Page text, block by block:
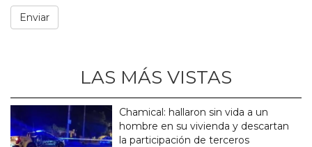
LAS MÁS VISTAS
Chamical: hallaron sin vida a un
hombre en su vivienda y descartan
la participación de terceros